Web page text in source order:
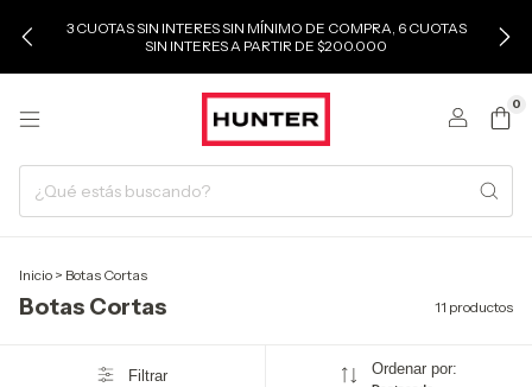
3 CUOTAS SIN INTERES SIN MÍNIMO DE COMPRA, 6 CUOTAS
SIN INTERES A PARTIR DE $200.000
0
Inicio > Botas Cortas
Botas Cortas 11 productos
Filtrar Ordenar por: